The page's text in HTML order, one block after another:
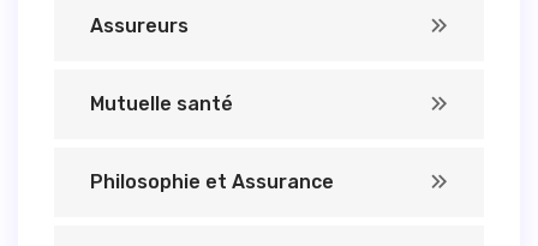
Assureurs
Mutuelle santé
Philosophie et Assurance